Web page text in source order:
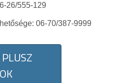
26/555-129
06-70/387-9999